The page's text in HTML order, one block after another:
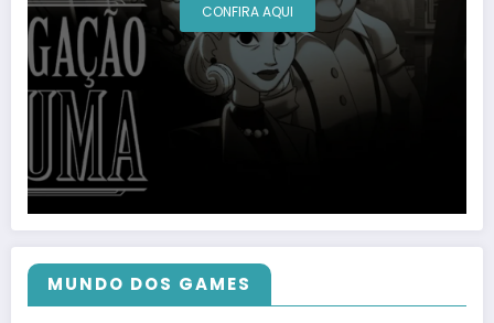
CONFIRA AQUI
MUNDO DOS GAMES